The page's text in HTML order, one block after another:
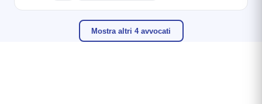
Mostra altri 4 avvocati